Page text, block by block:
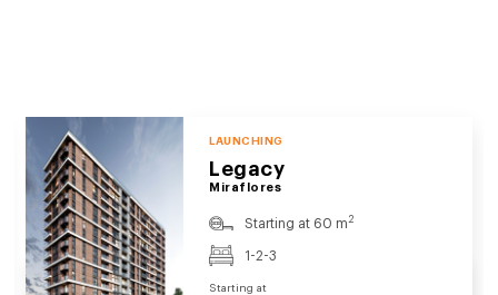
LAUNCHING
Legacy
Miraflores
Starting at 60 m2
1-2-3
Starting at